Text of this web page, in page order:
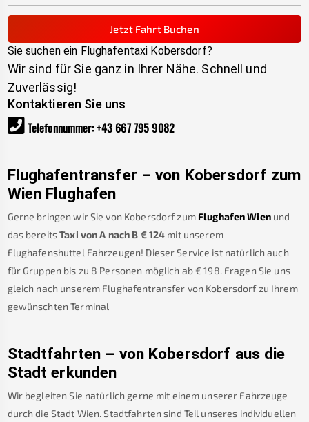
Jetzt Fahrt Buchen
Sie suchen ein Flughafentaxi Kobersdorf?
Wir sind für Sie ganz in Ihrer Nähe. Schnell und
Zuverlässig!
Kontaktieren Sie uns
Telefonnummer:+43 667 795 9082
Flughafentransfer – von Kobersdorf zum
Wien Flughafen
Gerne bringen wir Sie von Kobersdorfzum Flughafen Wien und
das bereitsTaxi von A nach B €124 mit unserem
Flughafenshuttel Fahrzeugen! Dieser Service ist natürlich auch
für Gruppen bis zu 8 Personen möglich ab € 198. Fragen Sie uns
gleich nach unserem Flughafentransfer von Kobersdorf zu Ihrem
gewünschten Terminal
Stadtfahrten – von Kobersdorf aus die
Stadt erkunden
Wir begleiten Sie natürlich gerne mit einem unserer Fahrzeuge
durch die Stadt Wien. Stadtfahrten sind Teil unseres individuellen